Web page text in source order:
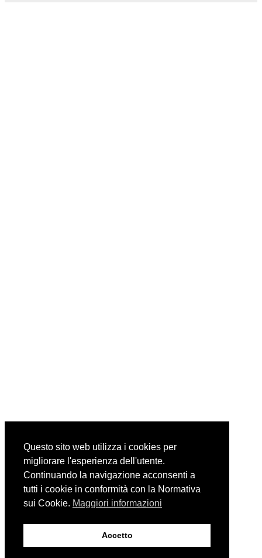
Questo sito web utilizza i cookies per
migliorare l'esperienza dell'utente.
Continuando la navigazione acconsenti a
tutti i cookie in conformità con la Normativa
sui Cookie. Maggiori informazioni
Accetto